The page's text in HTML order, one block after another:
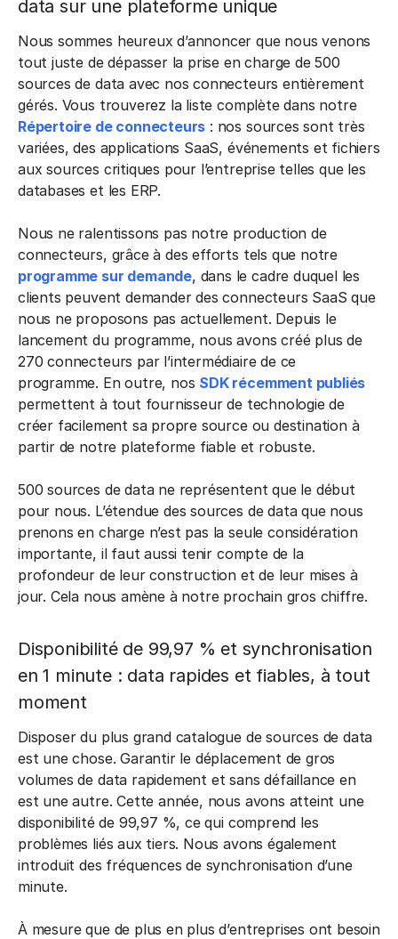
data sur une plateforme unique
Nous sommes heureux d’annoncer que nous venons
tout juste de dépasser la prise en charge de 500
sources de data avec nos connecteurs entièrement
gérés. Vous trouverez la liste complète dans notre
Répertoire de connecteurs : nos sources sont très
variées, des applications SaaS, événements et fichiers
aux sources critiques pour l’entreprise telles que les
databases et les ERP.
Nous ne ralentissons pas notre production de
connecteurs, grâce à des efforts tels que notre
programme sur demande, dans le cadre duquel les
clients peuvent demander des connecteurs SaaS que
nous ne proposons pas actuellement. Depuis le
lancement du programme, nous avons créé plus de
270 connecteurs par l’intermédiaire de ce
programme. En outre, nos SDK récemment publiés
permettent à tout fournisseur de technologie de
créer facilement sa propre source ou destination à
partir de notre plateforme fiable et robuste.
500 sources de data ne représentent que le début
pour nous. L’étendue des sources de data que nous
prenons en charge n’est pas la seule considération
importante, il faut aussi tenir compte de la
profondeur de leur construction et de leur mises à
jour. Cela nous amène à notre prochain gros chiffre.
Disponibilité de 99,97 % et synchronisation
en 1 minute : data rapides et fiables, à tout
moment
Disposer du plus grand catalogue de sources de data
est une chose. Garantir le déplacement de gros
volumes de data rapidement et sans défaillance en
est une autre. Cette année, nous avons atteint une
disponibilité de 99,97 %, ce qui comprend les
problèmes liés aux tiers. Nous avons également
introduit des fréquences de synchronisation d’une
minute.
À mesure que de plus en plus d’entreprises ont besoin